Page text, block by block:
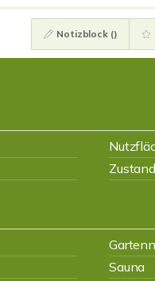
Notizblock ()
Zustand
Sauna